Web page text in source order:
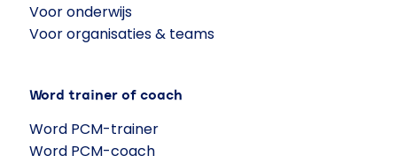
Voor onderwijs
Voor organisaties & teams
Word trainer of coach
Word PCM-trainer
Word PCM-coach